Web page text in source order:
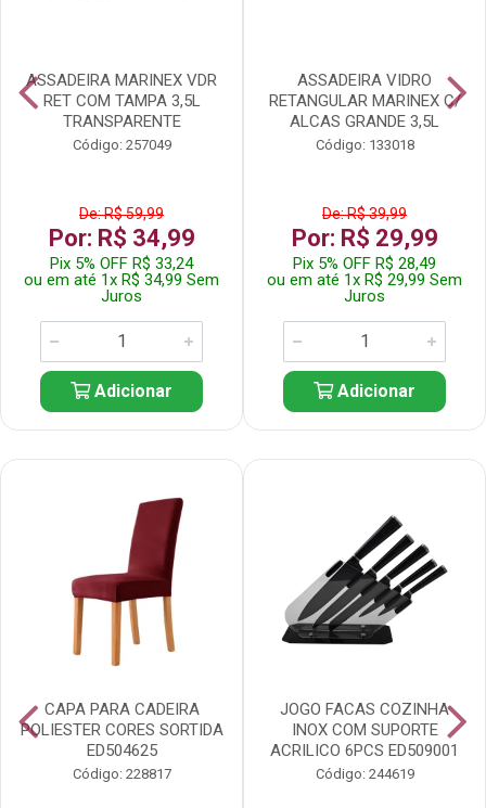
ASSADEIRA MARINEX VDR
RET COM TAMPA 3,5L
TRANSPARENTE
Código: 257049
De: R$ 59,99
Por: R$ 34,99
Pix 5% OFF R$ 33,24
ou em até 1x R$ 34,99 Sem
Juros
Adicionar
ASSADEIRA VIDRO
RETANGULAR MARINEX C/
ALCAS GRANDE 3,5L
Código: 133018
De: R$ 39,99
Por: R$ 29,99
Pix 5% OFF R$ 28,49
ou em até 1x R$ 29,99 Sem
Juros
Adicionar
CAPA PARA CADEIRA
POLIESTER CORES SORTIDA
ED504625
Código: 228817
JOGO FACAS COZINHA
INOX COM SUPORTE
ACRILICO 6PCS ED509001
Código: 244619